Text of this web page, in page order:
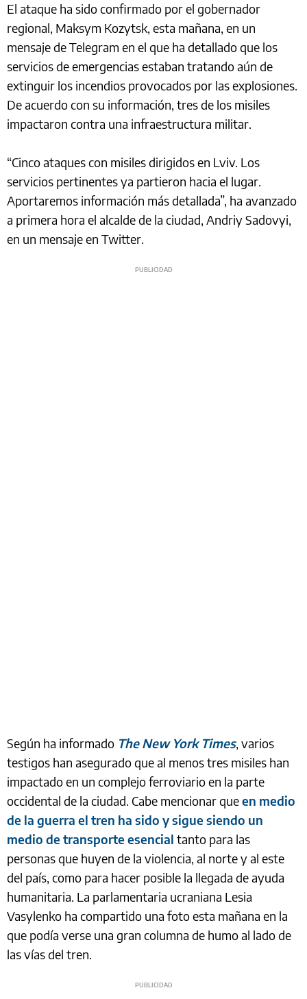
El ataque ha sido confirmado por el gobernador
regional, Maksym Kozytsk, esta mañana, en un
mensaje de Telegram en el que ha detallado que los
servicios de emergencias estaban tratando aún de
extinguir los incendios provocados por las explosiones.
De acuerdo con su información, tres de los misiles
impactaron contra una infraestructura militar.
“Cinco ataques con misiles dirigidos en Lviv. Los
servicios pertinentes ya partieron hacia el lugar.
Aportaremos información más detallada”, ha avanzado
a primera hora el alcalde de la ciudad, Andriy Sadovyi,
en un mensaje en Twitter.
Según ha informado The New York Times, varios
testigos han asegurado que al menos tres misiles han
impactado en un complejo ferroviario en la parte
occidental de la ciudad. Cabe mencionar queen medio
de la guerra el tren ha sido y sigue siendo un
medio de transporte esencial tanto para las
personas que huyen de la violencia, al norte y al este
del país, como para hacer posible la llegada de ayuda
humanitaria. La parlamentaria ucraniana Lesia
Vasylenko ha compartido una foto esta mañana en la
que podía verse una gran columna de humo al lado de
las vías del tren.